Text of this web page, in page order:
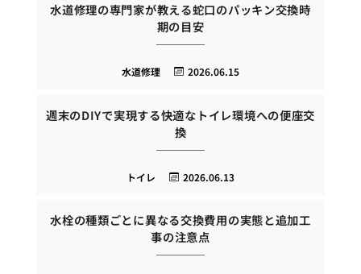
水道修理の専門家が教える蛇口のパッキン交換時
期の目安
2026.06.15
水道修理
週末のDIYで実現する快適なトイレ環境への便座交
換
2026.06.13
トイレ
水栓の種類ごとに異なる交換費用の実態と追加工
事の注意点